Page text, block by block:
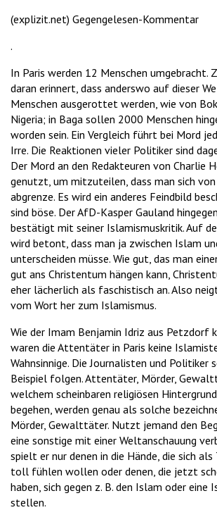
(explizit.net) Gegengelesen-Kommentar
.
In Paris werden 12 Menschen umgebracht.
daran erinnert, dass anderswo auf dieser
Menschen ausgerottet werden, wie von
Nigeria; in Baga sollen 2000 Menschen
worden sein. Ein Vergleich führt bei Mord
Irre. Die Reaktionen vieler Politiker sind
Der Mord an den Redakteuren von Charlie
genutzt, um mitzuteilen, dass man sich von
abgrenze. Es wird ein anderes Feindbild
sind böse. Der AfD-Kasper Gauland
bestätigt mit seiner Islamismuskritik. Auf
wird betont, dass man ja zwischen Islam
unterscheiden müsse. Wie gut, das man
gut ans Christentum hängen kann,
eher lächerlich als faschistisch an. Also
vom Wort her zum Islamismus.
Wie der Imam Benjamin Idriz aus Petzdorf
waren die Attentäter in Paris keine
Wahnsinnige. Die Journalisten und Politiker
Beispiel folgen. Attentäter, Mörder,
welchem scheinbaren religiösen
begehen, werden genau als solche
Mörder, Gewalttäter. Nutzt jemand den
eine sonstige mit einer Weltanschauung
spielt er nur denen in die Hände, die sich
toll fühlen wollen oder denen, die jetzt
haben, sich gegen z. B. den Islam oder eine
stellen.